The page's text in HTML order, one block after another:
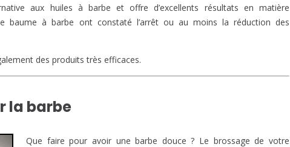
aux huiles à barbe et offre d’excellents résultats en matière
baume à barbe ont constaté l’arrêt ou au moins la réduction des
des produits très efficaces.
la barbe
Que faire pour avoir une barbe douce ? Le brossage de votre